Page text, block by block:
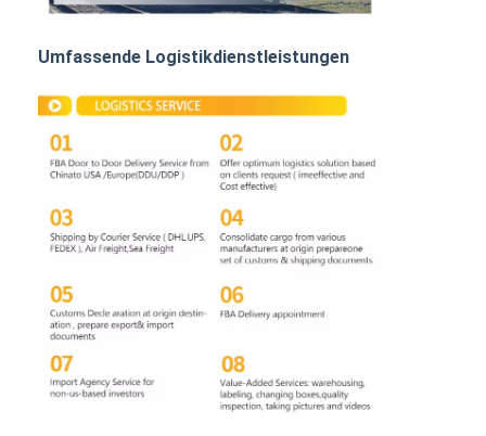
Mit dem Schiff in den Amazonas
Lastwagenfracht
Lagerhaltung
Umfassende Logistikdienstleistungen